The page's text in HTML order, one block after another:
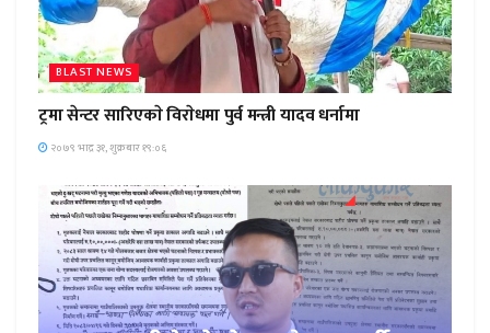
BLAST NEWS
ट्रमा सेन्टर सारिएकाे विराेधमा पुर्व मन्त्री यादव धर्नामा
२०७९ भाद्र ३१, शुक्रबार १९:०६